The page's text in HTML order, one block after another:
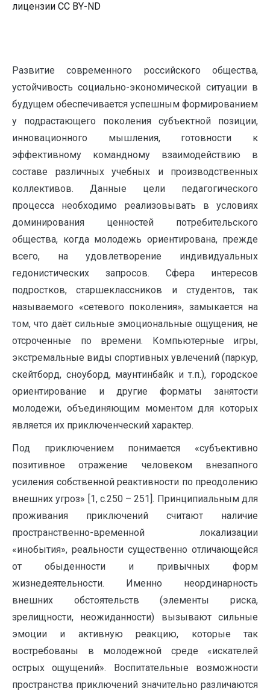
лицензии CC BY-ND
Развитие современного российского общества,
устойчивость социально-экономической ситуации в
будущем обеспечивается успешным формированием
у подрастающего поколения субъектной позиции,
инновационного мышления, готовности к
эффективному командному взаимодействию в
составе различных учебных и производственных
коллективов. Данные цели педагогического
процесса необходимо реализовывать в условиях
доминирования ценностей потребительского
общества, когда молодежь ориентирована, прежде
всего, на удовлетворение индивидуальных
гедонистических запросов. Сфера интересов
подростков, старшеклассников и студентов, так
называемого «сетевого поколения», замыкается на
том, что даёт сильные эмоциональные ощущения, не
отсроченные по времени. Компьютерные игры,
экстремальные виды спортивных увлечений (паркур,
скейтборд, сноуборд, маунтинбайк и т.п.), городское
ориентирование и другие форматы занятости
молодежи, объединяющим моментом для которых
является их приключенческий характер.
Под приключением понимается «субъективно
позитивное отражение человеком внезапного
усиления собственной реактивности по преодолению
внешних угроз» [1, с.250 – 251]. Принципиальным для
проживания приключений считают наличие
пространственно-временной локализации
«инобытия», реальности существенно отличающейся
от обыденности и привычных форм
жизнедеятельности. Именно неординарность
внешних обстоятельств (элементы риска,
зрелищности, неожиданности) вызывают сильные
эмоции и активную реакцию, которые так
востребованы в молодежной среде «искателей
острых ощущений». Воспитательные возможности
пространства приключений значительно различаются